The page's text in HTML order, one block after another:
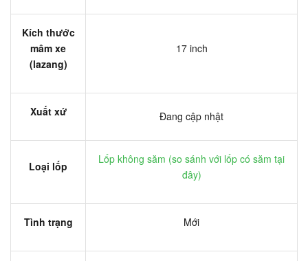
Kích thước
mâm xe
(lazang)
17 inch
Xuất xứ Đang cập nhật
Loại lốp
Lốp không săm (so sánh với lốp có săm tại
đây)
Tình trạng Mới